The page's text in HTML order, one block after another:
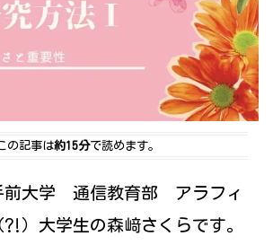
の記事は約15分で読めます。
前大学 通信教育部 アラフィ
）大学生の森﨑さくらです。